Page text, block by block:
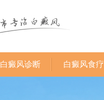
白癜风诊断 白癜风食疗